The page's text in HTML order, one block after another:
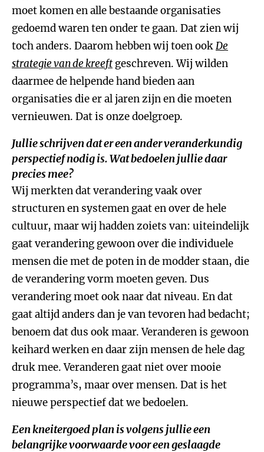
moet komen en alle bestaande organisaties
gedoemd waren ten onder te gaan. Dat zien wij
toch anders. Daarom hebben wij toen ookDe
strategie van de kreeft geschreven. Wij wilden
daarmee de helpende hand bieden aan
organisaties die er al jaren zijn en die moeten
vernieuwen. Dat is onze doelgroep.
Jullie schrijven dat er een ander veranderkundig
perspectief nodig is. Wat bedoelen jullie daar
precies mee?
Wij merkten dat verandering vaak over
structuren en systemen gaat en over de hele
cultuur, maar wij hadden zoiets van: uiteindelijk
gaat verandering gewoon over die individuele
mensen die met de poten in de modder staan, die
de verandering vorm moeten geven. Dus
verandering moet ook naar dat niveau. En dat
gaat altijd anders dan je van tevoren had bedacht;
benoem dat dus ook maar. Veranderen is gewoon
keihard werken en daar zijn mensen de hele dag
druk mee. Veranderen gaat niet over mooie
programma’s, maar over mensen. Dat is het
nieuwe perspectief dat we bedoelen.
Een kneitergoed plan is volgens jullie een
belangrijke voorwaarde voor een geslaagde